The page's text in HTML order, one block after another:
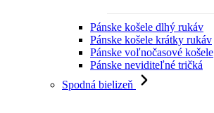
Pánske košele dlhý rukáv
Pánske košele krátky rukáv
Pánske voľnočasové košele
Pánske neviditeľné tričká
Spodná bielizeň